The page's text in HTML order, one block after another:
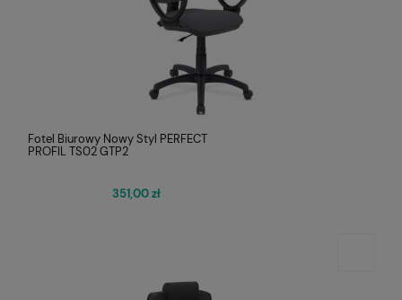
Fotel Biurowy Nowy Styl PERFECT
PROFIL TS02 GTP2
351,00 zł